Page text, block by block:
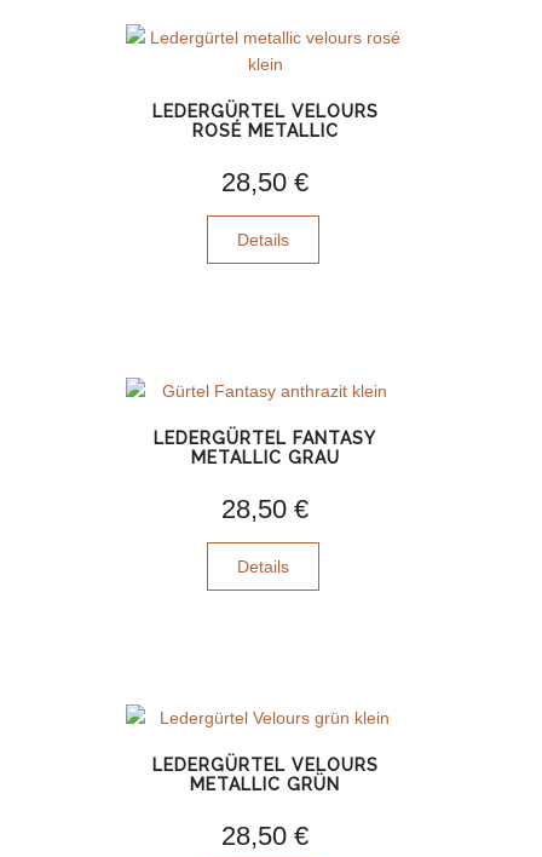
LEDERGÜRTEL VELOURS
ROSÉ METALLIC
28,50 €
Details
LEDERGÜRTEL FANTASY
METALLIC GRAU
28,50 €
Details
LEDERGÜRTEL VELOURS
METALLIC GRÜN
28,50 €